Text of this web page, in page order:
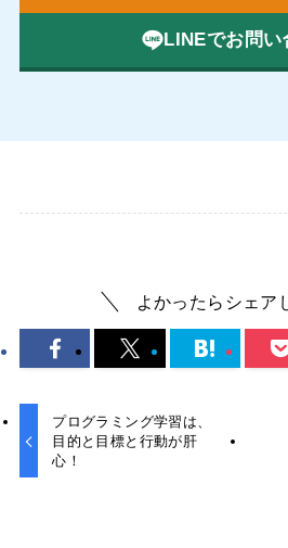
LINEでお問い
よかったらシェア
プログラミング学習は、
目的と目標と行動が肝
心！